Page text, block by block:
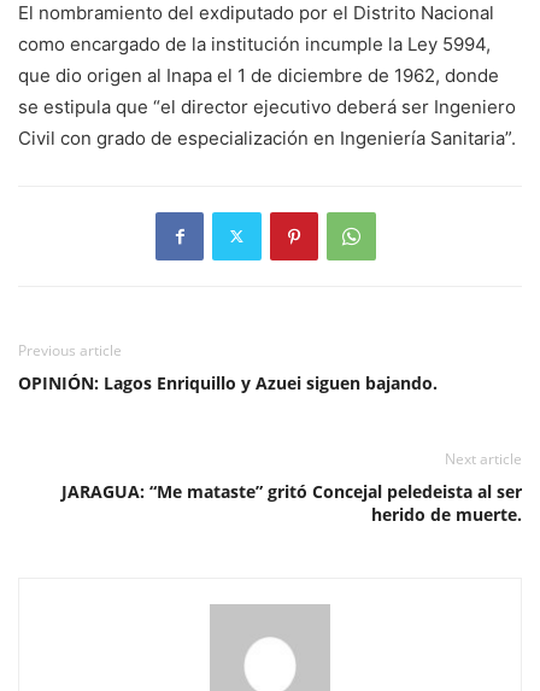
El nombramiento del exdiputado por el Distrito Nacional
como encargado de la institución incumple la Ley 5994,
que dio origen al Inapa el 1 de diciembre de 1962, donde
se estipula que “el director ejecutivo deberá ser Ingeniero
Civil con grado de especialización en Ingeniería Sanitaria”.
Previous article
OPINIÓN: Lagos Enriquillo y Azuei siguen bajando.
Next article
JARAGUA: “Me mataste” gritó Concejal peledeista al ser
herido de muerte.